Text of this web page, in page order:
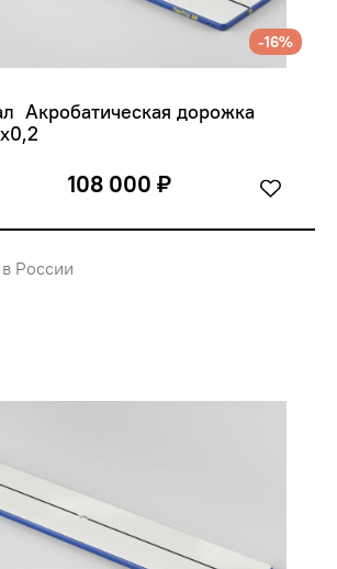
-16%
Акробатическая дорожка
108 000 ₽
России